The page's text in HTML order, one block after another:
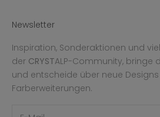
Newsletter
Inspiration, Sonderaktionen und
der CRYSTALP-Community, bringe
und entscheide über neue
Farberweiterungen.